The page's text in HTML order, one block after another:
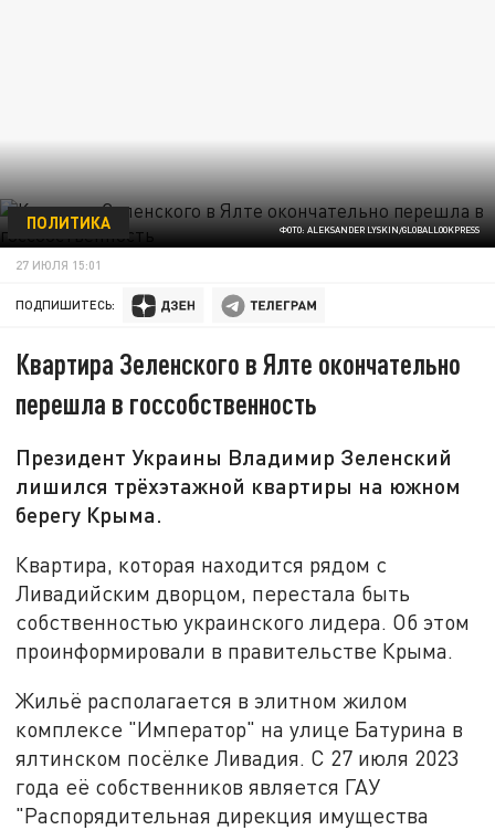
ФОТО: ALEKSANDER LYSKIN/GLOBALLOOKPRESS
ПОЛИТИКА
27 ИЮЛЯ 15:01
ПОДПИШИТЕСЬ:
Квартира Зеленского в Ялте окончательно
перешла в госсобственность
Президент Украины Владимир Зеленский
лишился трёхэтажной квартиры на южном
берегу Крыма.
Квартира, которая находится рядом с
Ливадийским дворцом, перестала быть
собственностью украинского лидера. Об этом
проинформировали в правительстве Крыма.
Жильё располагается в элитном жилом
комплексе "Император" на улице Батурина в
ялтинском посёлке Ливадия. С 27 июля 2023
года её собственников является ГАУ
"Распорядительная дирекция имущества